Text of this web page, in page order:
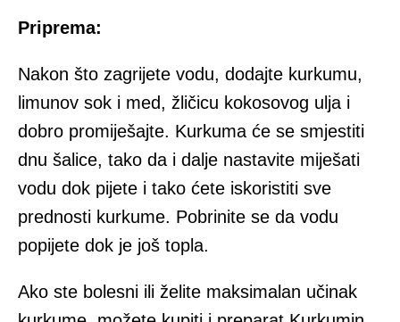
Priprema:
Nakon što zagrijete vodu, dodajte kurkumu,
limunov sok i med, žličicu kokosovog ulja i
dobro promiješajte. Kurkuma će se smjestiti
dnu šalice, tako da i dalje nastavite miješati
vodu dok pijete i tako ćete iskoristiti sve
prednosti kurkume. Pobrinite se da vodu
popijete dok je još topla.
Ako ste bolesni ili želite maksimalan učinak